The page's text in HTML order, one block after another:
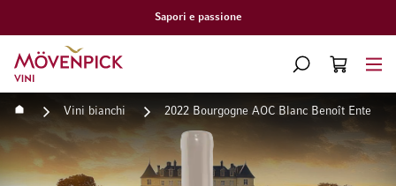
Consegna gratuita a partire da CHF 300.–
Vai alla Home Page
CERCA
CART
Home Vini bianchi 2022 Bourgogne AOC Blanc Benoît Ente
Vai alla fine della galleria di immagini
Vai all'inizio della galleria